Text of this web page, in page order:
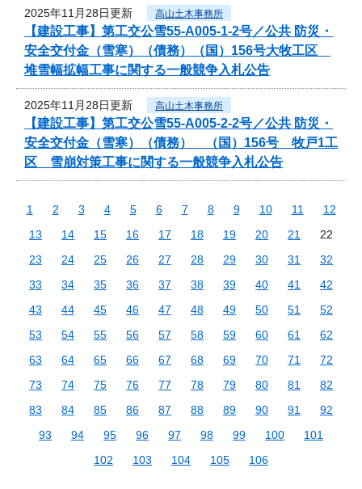
2025年11月28日更新 高山土木事務所
【建設工事】第工交公雪55-A005-1-2号／公共 防災・
安全交付金（雪寒）（債務）（国）156号大牧工区
堆雪幅拡幅工事に関する一般競争入札公告
2025年11月28日更新 高山土木事務所
【建設工事】第工交公雪55-A005-2-2号／公共 防災・
安全交付金（雪寒）（債務） （国）156号 牧戸1工
区 雪崩対策工事に関する一般競争入札公告
1 2 3 4 5 6 7 8 9 10 11
12
13
14 15 16 17 18 19 20 21
22
23
24 25 26 27 28 29 30 31
32
33
34 35 36 37 38 39 40 41
42
43
44 45 46 47 48 49 50 51
52
53
54 55 56 57 58 59 60 61
62
63
64 65 66 67 68 69 70 71
72
73
74 75 76 77 78 79 80 81
82
83
84 85 86 87 88 89 90 91
92
93
94 95 96 97 98 99 100
101
102
103 104 105 106